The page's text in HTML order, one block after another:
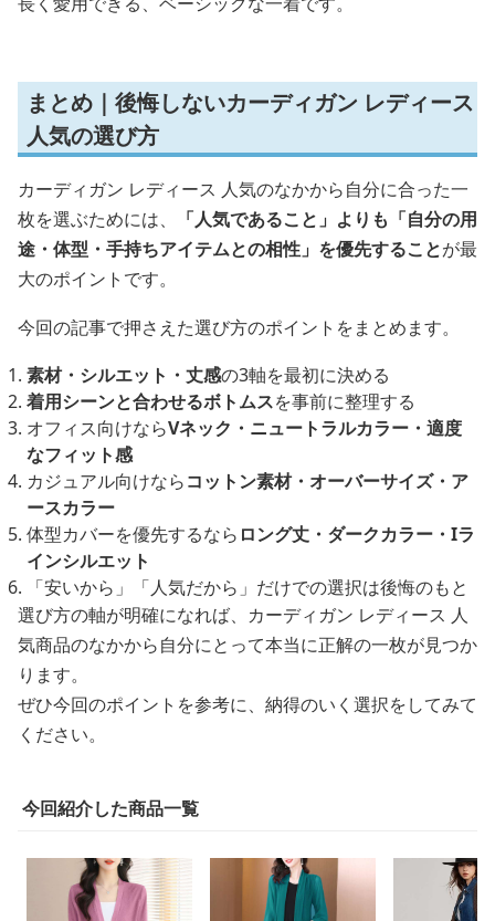
まとめ｜後悔しないカーディガン レディース
人気の選び方
カーディガン レディース 人気のなかから自分に合った一
枚を選ぶためには、
「人気であること」よりも「自分の用
途・体型・手持ちアイテムとの相性」を優先することが最
大のポイントです。
今回の記事で押さえた選び方のポイントをまとめます。
素材・シルエット・丈感の3軸を最初に決める
着用シーンと合わせるボトムスを事前に整理する
オフィス向けならVネック・ニュートラルカラー・適度
なフィット感
カジュアル向けならコットン素材・オーバーサイズ・ア
ースカラー
体型カバーを優先するなら ロング丈・ダークカラー・Iラ
インシルエット
「安いから」「人気だから」だけでの選択は後悔のもと
選び方の軸が明確になれば、カーディガン レディース 人
気商品のなかから自分にとって本当に正解の一枚が見つか
ります。
ぜひ今回のポイントを参考に、納得のいく選択をしてみて
ください。
今回紹介した商品一覧